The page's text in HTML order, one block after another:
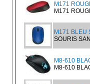
M171
M171
M171 BLEU
SOURIS
M8-610
M8-610